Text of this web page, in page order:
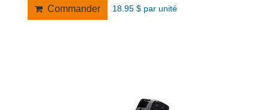
Commander 18.95 $ par unité